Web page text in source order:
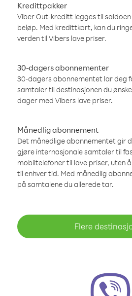
Kredittpakker
Viber Out-kreditt legges til
beløp. Med kredittkort, kan du
verden til Vibers lave priser.
30-dagers abonnementer
30-dagers abonnementet lar deg
samtaler til destinasjonen du
dager med Vibers lave priser.
Månedlig abonnement
Det månedlige abonnementet gir
gjøre internasjonale samtaler til
mobiltelefoner til lave priser, uten
til enhver tid. Med månedlig
på samtalene du allerede tar.
Flere